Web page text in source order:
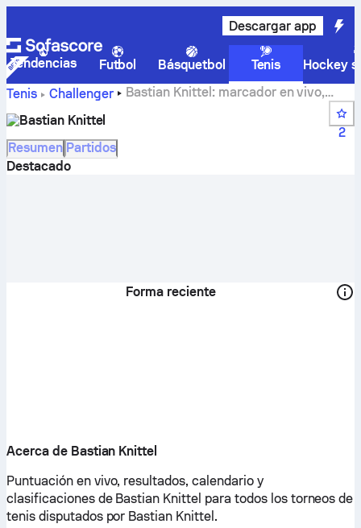
Descargar app
Tendencias Futbol Básquetbol Tenis
Hockey
Tenis
Challenger
Bastian Knittel: marcador en vivo,
Bastian Knittel
2
Resumen Partidos
Destacado
Forma reciente
Acerca de Bastian Knittel
Puntuación en vivo, resultados, calendario y
clasificaciones de Bastian Knittel para todos los torneos de
tenis disputados por Bastian Knittel.